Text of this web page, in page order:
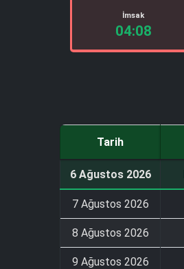
İmsak
04:08
Tarih
6 Ağustos 2026
7 Ağustos 2026
8 Ağustos 2026
9 Ağustos 2026